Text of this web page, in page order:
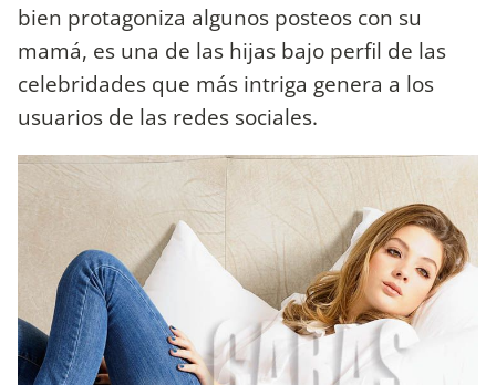
bien protagoniza algunos posteos con su
mamá, es una de las hijas bajo perfil de las
celebridades que más intriga genera a los
usuarios de las redes sociales.